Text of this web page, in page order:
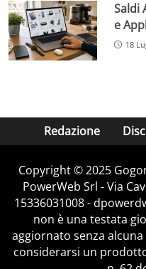
Saldi
e
18
Redazione
Copyright © 2025
PowerWeb Srl - Via
15336031008 -
non è una testata
aggiornato senza
considerarsi un